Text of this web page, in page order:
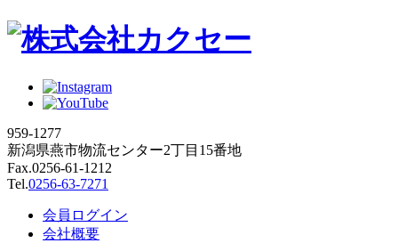
959-1277
新潟県燕市物流センター2丁目15番地
Fax.0256-61-1212
Tel.0256-63-7271
会員ログイン
会社概要